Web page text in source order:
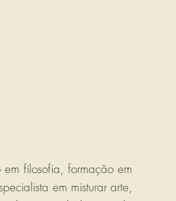
filosofia, formação em
em misturar arte,